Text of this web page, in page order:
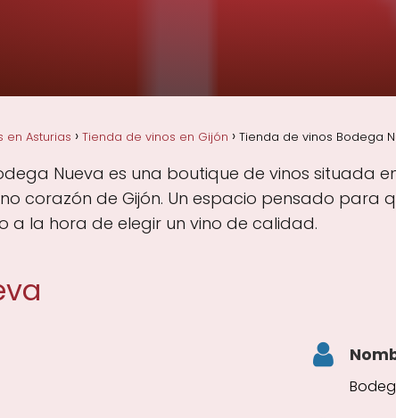
en Asturias Tienda de vinos en Gijón Tienda de vinos Bodega
Nueva es una boutique de vinos situada
corazón de Gijón. Un espacio pensado
a la hora de elegir un vino de calidad.